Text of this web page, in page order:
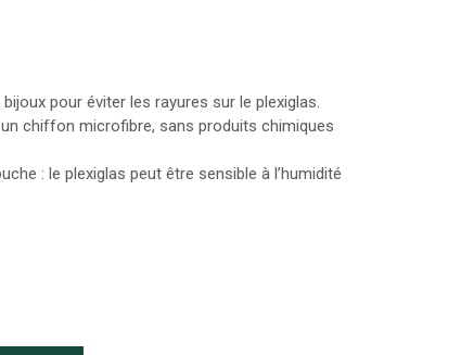
pour éviter les rayures sur le plexiglas.
chiffon microfibre, sans produits chimiques
: le plexiglas peut être sensible à l’humidité